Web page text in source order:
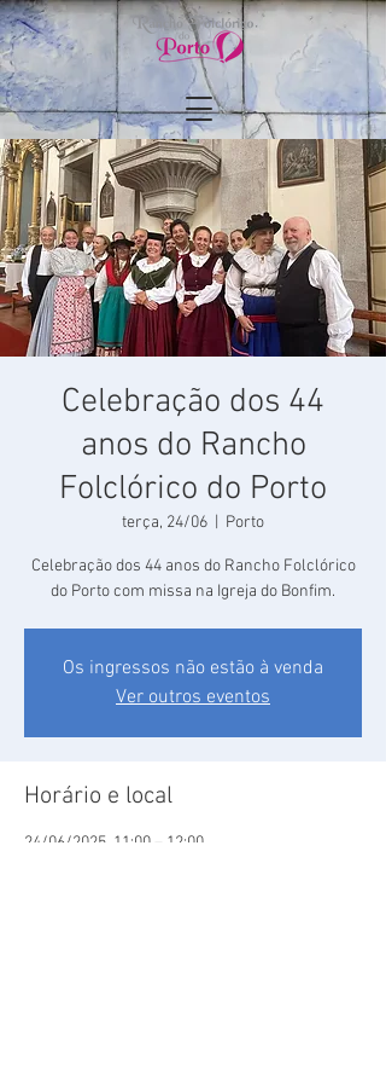
Celebração dos 44
anos do Rancho
Folclórico do Porto
terça, 24/06 Porto
Celebração dos 44 anos do Rancho Folclórico
do Porto com missa na Igreja do Bonfim.
Os ingressos não estão à venda
Ver outros eventos
Horário e local
24/06/2025, 11:00 – 12:00